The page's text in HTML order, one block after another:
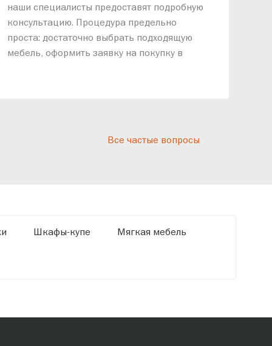
наши специалисты предоставят подробную
консультацию. Процедура предельно
проста: достаточно выбрать подходящую
мебель, оформить заявку на покупку в
Все частые вопросы
Шкафы-купе Мягкая мебель